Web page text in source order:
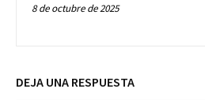
8 de octubre de 2025
DEJA UNA RESPUESTA